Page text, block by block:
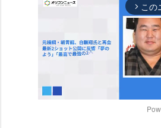
arrow_forward_ios この